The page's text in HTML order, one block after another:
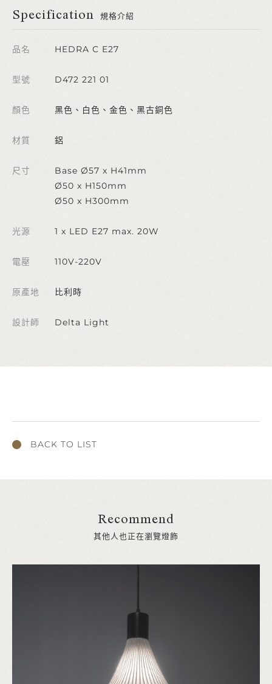
Specification 規格介紹
品名 HEDRA C E27
型號 D472 221 01
顏色 黑色、白色、金色、黑古銅色
材質 鋁
尺寸
Base Ø57 x H41mm
Ø50 x H150mm
Ø50 x H300mm
光源 1 x LED E27 max. 20W
電壓 110V-220V
原產地 比利時
設計師 Delta Light
BACK TO LIST
Recommend
其他人也正在瀏覽燈飾